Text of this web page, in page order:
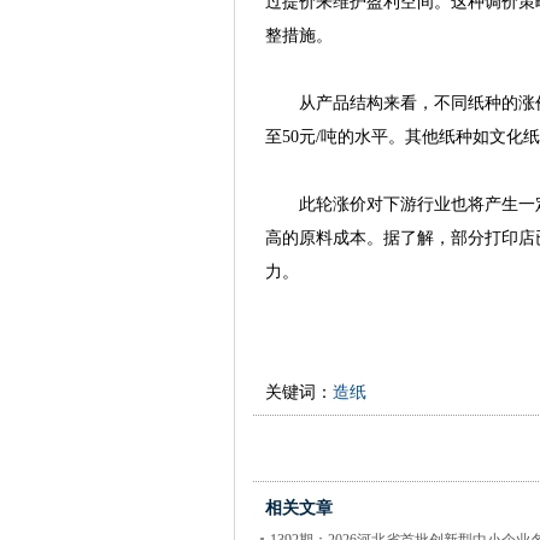
整措施。
从产品结构来看，不同纸种的涨
至50元/吨的水平。其他纸种如文化
此轮涨价对下游行业也将产生一
高的原料成本。据了解，部分打印
力。
关键词： 造纸
相关文章